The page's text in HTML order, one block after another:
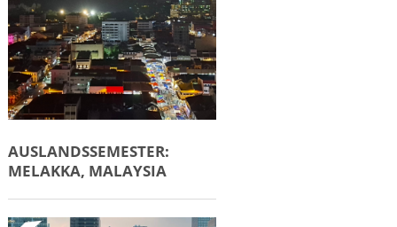
AUSLANDSSEMESTER:
MELAKKA, MALAYSIA